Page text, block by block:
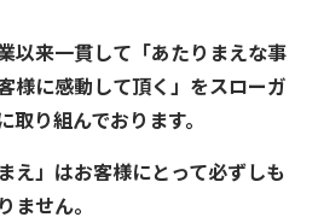
以来一貫して「あたりまえな事
様に感動して頂く」をスローガ
り組んでおります。
え」はお客様にとって必ずしも
ません。